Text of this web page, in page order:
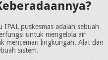
IPAL puskesmas adalah sebuah
untuk mengelola air
mencemari lingkungan. Alat dan
sistem.